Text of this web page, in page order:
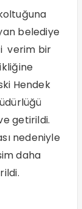
belediye
verim bir
Hendek
getirildi.
nedeniyle
daha